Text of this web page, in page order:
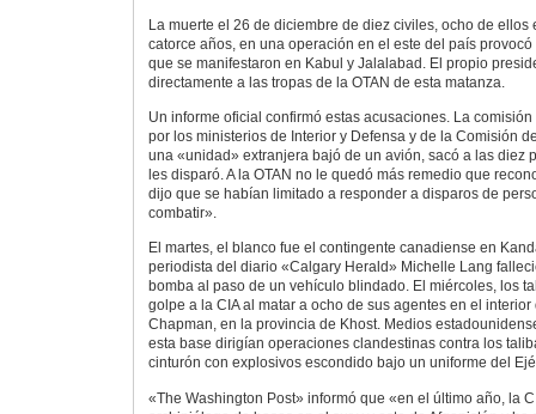
La muerte el 26 de diciembre de diez civiles, ocho de ellos
catorce años, en una operación en el este del país
que se manifestaron en Kabul y Jalalabad. El propio
directamente a las tropas de la OTAN de esta matanza.
Un informe oficial confirmó estas acusaciones. La
por los ministerios de Interior y Defensa y de la Comisión
una «unidad» extranjera bajó de un avión, sacó a las diez
les disparó. A la OTAN no le quedó más remedio que
dijo que se habían limitado a responder a disparos de
combatir».
El martes, el blanco fue el contingente canadiense en
periodista del diario «Calgary Herald» Michelle Lang
bomba al paso de un vehículo blindado. El miércoles, los
golpe a la CIA al matar a ocho de sus agentes en el
Chapman, en la provincia de Khost. Medios
esta base dirigían operaciones clandestinas contra los
cinturón con explosivos escondido bajo un uniforme del
«The Washington Post» informó que «en el último año, la